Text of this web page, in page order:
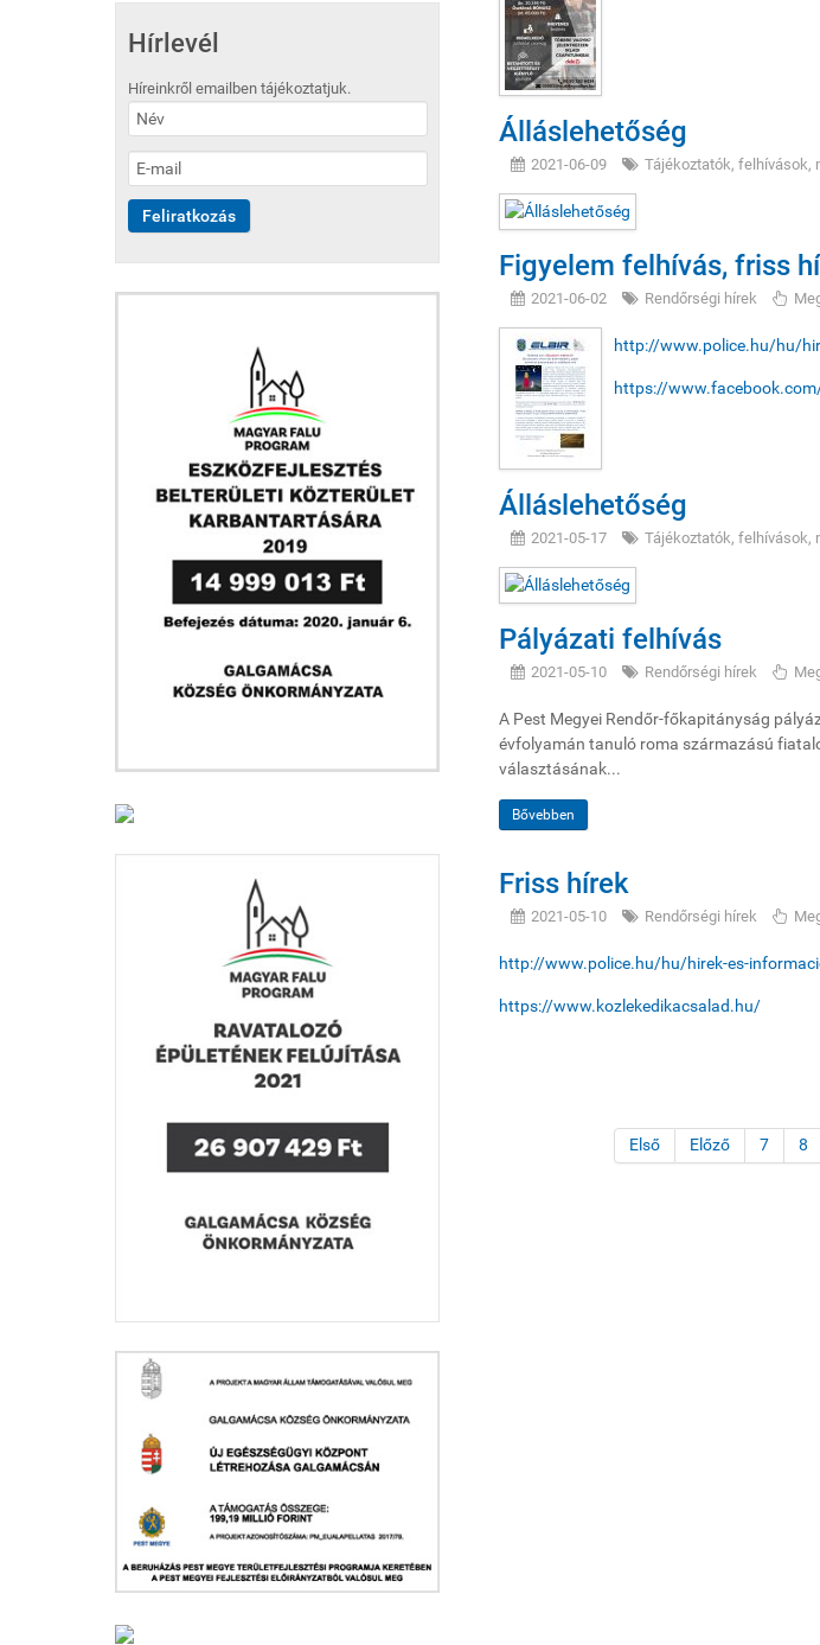
Hírlevél
Híreinkről emailben tájékoztatjuk.
Álláslehetőség
2021-06-09 Tájékoztatók, felhívások,
Figyelem felhívás, friss
2021-06-02 Rendőrségi hírek
http://www.police.hu/hu/
https://
Álláslehetőség
2021-05-17 Tájékoztatók, felhívások,
Pályázati felhívás
2021-05-10 Rendőrségi hírek
A Pest Megyei Rendőr-főkapitányság
évfolyamán tanuló roma származású
választásának...
Bővebben
Friss hírek
2021-05-10 Rendőrségi hírek
http://www.police.hu/hu/hirek-es-
https://www.kozlekedikacsalad.hu/
Első Előző 7 8